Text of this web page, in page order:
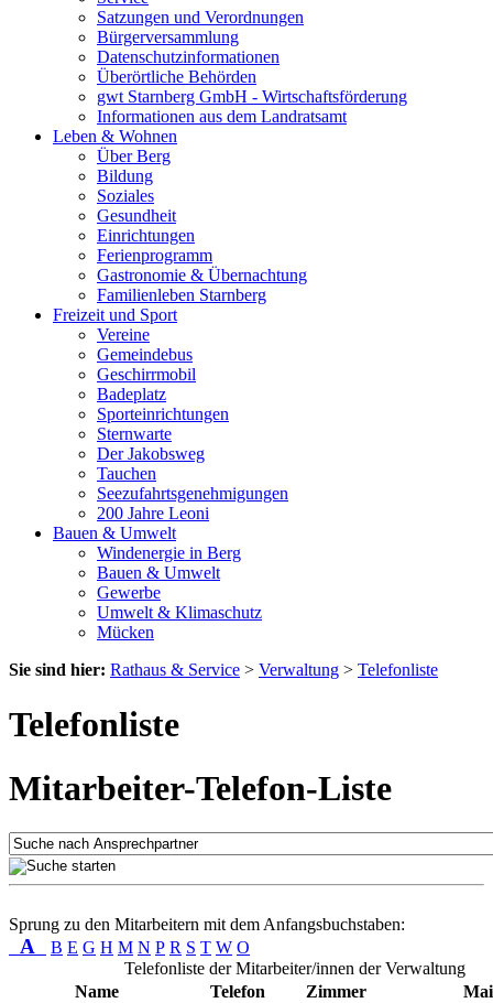
Satzungen und Verordnungen
Bürgerversammlung
Datenschutzinformationen
Überörtliche Behörden
gwt Starnberg GmbH - Wirtschaftsförderung
Informationen aus dem Landratsamt
Leben & Wohnen
Über Berg
Bildung
Soziales
Gesundheit
Einrichtungen
Ferienprogramm
Gastronomie & Übernachtung
Familienleben Starnberg
Freizeit und Sport
Vereine
Gemeindebus
Geschirrmobil
Badeplatz
Sporteinrichtungen
Sternwarte
Der Jakobsweg
Tauchen
Seezufahrtsgenehmigungen
200 Jahre Leoni
Bauen & Umwelt
Windenergie in Berg
Bauen & Umwelt
Gewerbe
Umwelt & Klimaschutz
Mücken
Sie sind hier: Rathaus & Service > Verwaltung > Telefonliste
Telefonliste
Mitarbeiter-Telefon-Liste
Sprung zu den Mitarbeitern mit dem Anfangsbuchstaben:
A B E G H M N P R S T W O
Telefonliste der Mitarbeiter/innen der Verwaltung
Name
Telefon Zimmer